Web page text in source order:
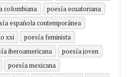
colombiana
poesía ecuatoriana
española contemporánea
xxi
poesía feminista
iberoamericana
poesía joven
poesía mexicana